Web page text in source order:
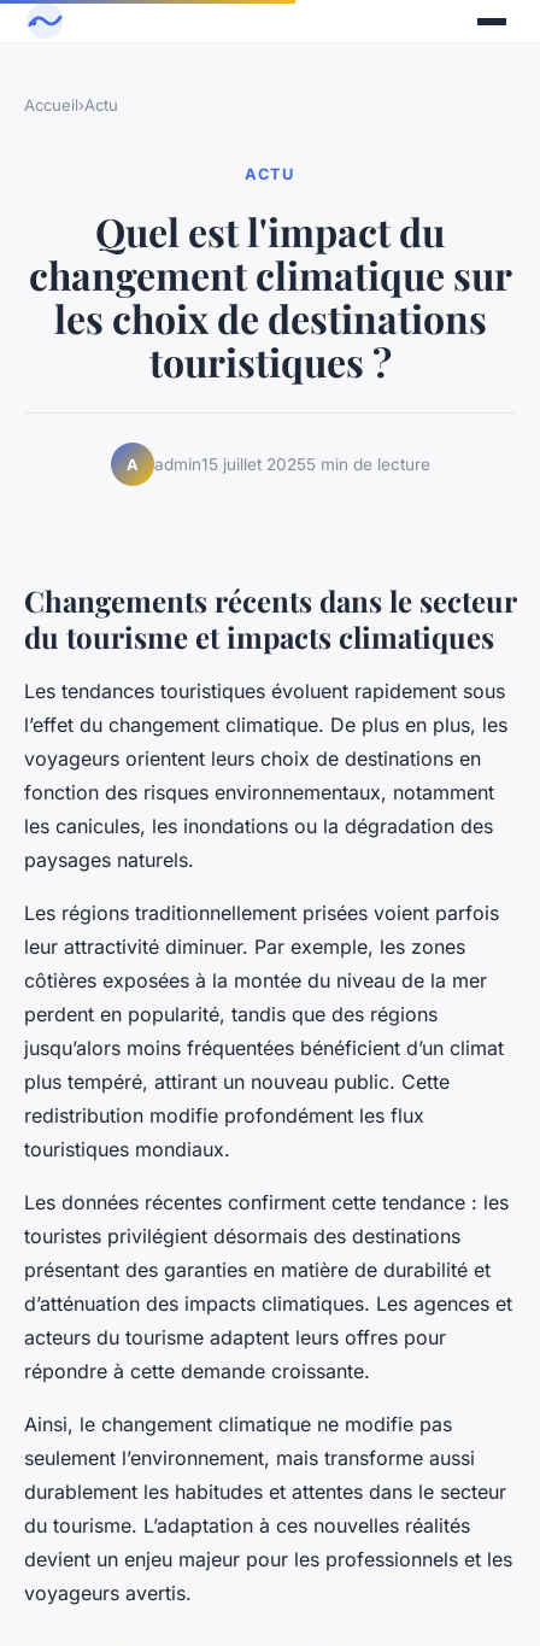
Accueil›Actu
ACTU
Quel est l'impact du
changement climatique sur
les choix de destinations
touristiques ?
A admin15 juillet 20255 min de lecture
Changements récents dans le secteur
du tourisme et impacts climatiques
Les tendances touristiques évoluent rapidement sous
l’effet du changement climatique. De plus en plus, les
voyageurs orientent leurs choix de destinations en
fonction des risques environnementaux, notamment
les canicules, les inondations ou la dégradation des
paysages naturels.
Les régions traditionnellement prisées voient parfois
leur attractivité diminuer. Par exemple, les zones
côtières exposées à la montée du niveau de la mer
perdent en popularité, tandis que des régions
jusqu’alors moins fréquentées bénéficient d’un climat
plus tempéré, attirant un nouveau public. Cette
redistribution modifie profondément les flux
touristiques mondiaux.
Les données récentes confirment cette tendance : les
touristes privilégient désormais des destinations
présentant des garanties en matière de durabilité et
d’atténuation des impacts climatiques. Les agences et
acteurs du tourisme adaptent leurs offres pour
répondre à cette demande croissante.
Ainsi, le changement climatique ne modifie pas
seulement l’environnement, mais transforme aussi
durablement les habitudes et attentes dans le secteur
du tourisme. L’adaptation à ces nouvelles réalités
devient un enjeu majeur pour les professionnels et les
voyageurs avertis.